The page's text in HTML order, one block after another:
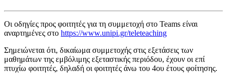
Οι οδηγίες προς φοιτητές για τη συμμετοχή στο Teams είναι
αναρτημένες στο https://www.unipi.gr/teleteaching
Σημειώνεται ότι, δικαίωμα συμμετοχής στις εξετάσεις των
μαθημάτων της εμβόλιμης εξεταστικής περιόδου, έχουν οι επί
πτυχίω φοιτητές, δηλαδή οι φοιτητές άνω του 4ου έτους φοίτησης.